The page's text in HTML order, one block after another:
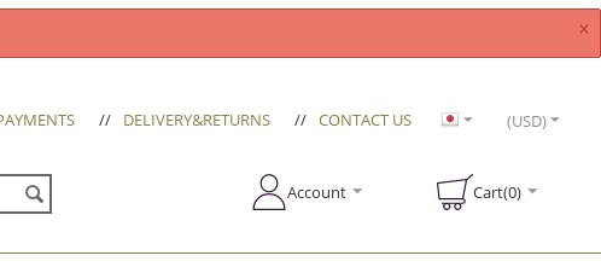
×
// DELIVERY&RETURNS // CONTACT US (USD)
Account Cart(0)